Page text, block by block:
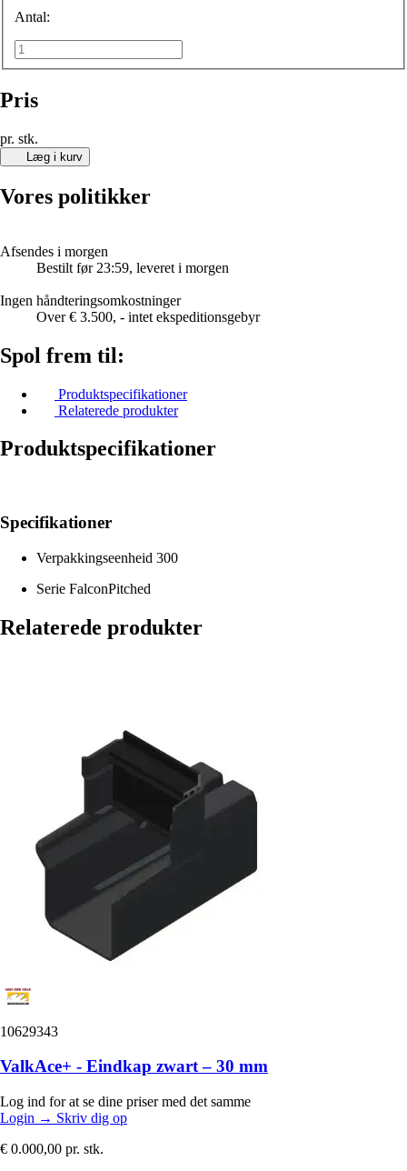
Antal:
Pris
pr. stk.
Læg i kurv
Vores politikker
Afsendes i morgen
Bestilt før 23:59, leveret i morgen
Ingen håndteringsomkostninger
Over € 3.500, - intet ekspeditionsgebyr
Spol frem til:
Produktspecifikationer
Relaterede produkter
Produktspecifikationer
Specifikationer
Verpakkingseenheid 300
Serie FalconPitched
Relaterede produkter
10629343
ValkAce+ - Eindkap zwart – 30 mm
Log ind for at se dine priser med det samme
Login → Skriv dig op
€ 0.000,00 pr. stk.